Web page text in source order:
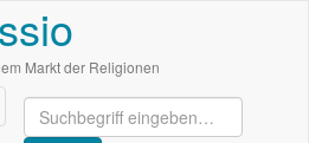
Markt der Religionen
deaktivieren